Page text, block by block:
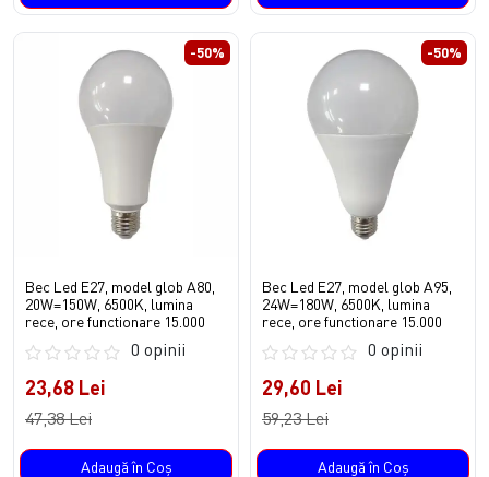
-50%
Bec Led E27, model glob A80,
20W=150W, 6500K, lumina
rece, ore functionare 15.000
0 opinii
23,68 Lei
47,38 Lei
Adaugă în Coş
-50%
Bec Led E27, model glob A95,
24W=180W, 6500K, lumina
rece, ore functionare 15.000
0 opinii
29,60 Lei
59,23 Lei
Adaugă în Coş